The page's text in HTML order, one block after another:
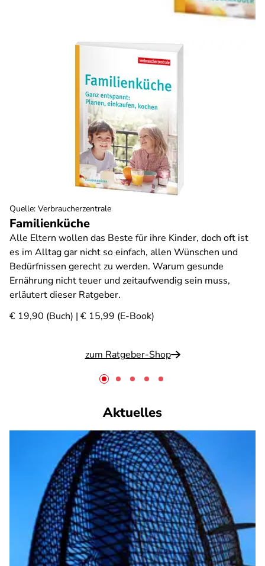
Familienküche
Alle Eltern wollen das Beste für ihre Kinder, doch oft ist
es im Alltag gar nicht so einfach, allen Wünschen und
Bedürfnissen gerecht zu werden. Warum gesunde
Ernährung nicht teuer und zeitaufwendig sein muss,
erläutert dieser Ratgeber.
€ 19,90 (Buch) | € 15,99 (E-Book)
zum Ratgeber-Shop
Quelle: Verbraucherzentrale
Aktuelles